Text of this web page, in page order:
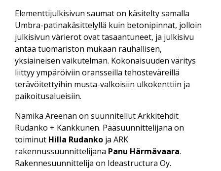
Elementtijulkisivun saumat on käsitelty samalla
Umbra-patinakäsittelyllä kuin betonipinnat, jolloin
julkisivun värierot ovat tasaantuneet, ja julkisivu
antaa tuomariston mukaan rauhallisen,
yksiaineisen vaikutelman. Kokonaisuuden väritys
liittyy ympäröiviin oransseilla tehosteväreillä
terävöitettyihin musta-valkoisiin ulkokenttiin ja
paikoitusalueisiin.
Namika Areenan on suunnitellut Arkkitehdit
Rudanko + Kankkunen. Pääsuunnittelijana on
toiminut Hilla Rudanko ja ARK
rakennussuunnittelijana Panu Härmävaara.
Rakennesuunnittelija on Ideastructura Oy.